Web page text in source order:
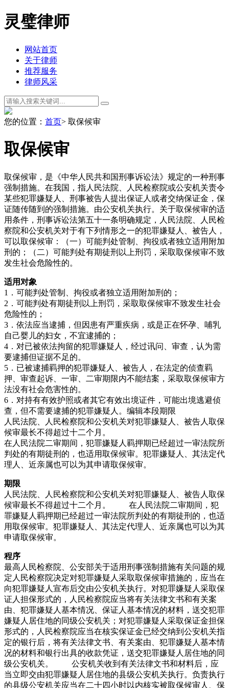
灵璧律师
网站首页
关于律师
推荐服务
律师风采
您的位置： 首页> 取保候审
取保候审
取保候审，是《中华人民共和国刑事诉讼法》规定的一种刑事
强制措施。在我国，指人民法院、人民检察院或公安机关责令
某些犯罪嫌疑人、刑事被告人提出保证人或者交纳保证金，保
证随传随到的强制措施。由公安机关执行。关于取保候审的适
用条件，刑事诉讼法第五十一条明确规定，人民法院、人民检
察院和公安机关对于有下列情形之一的犯罪嫌疑人、被告人，
可以取保候审：（一）可能判处管制、拘役或者独立适用附加
刑的；（二）可能判处有期徒刑以上刑罚，采取取保候审不致
发生社会危险性的。
适用对象
1．可能判处管制、拘役或者独立适用附加刑的；
2．可能判处有期徒刑以上刑罚，采取取保候审不致发生社会
危险性的；
3．依法应当逮捕，但因患有严重疾病，或是正在怀孕、哺乳
自己婴儿的妇女，不宜逮捕的；
4．对已被依法拘留的犯罪嫌疑人，经过讯问、审查，认为需
要逮捕但证据不足的。
5．已被逮捕羁押的犯罪嫌疑人、被告人，在法定的侦查羁
押、审查起诉、一审、二审期限内不能结案，采取取保候审方
法没有社会危害性的。
6．对持有有效护照或者其它有效出境证件，可能出境逃避侦
查，但不需要逮捕的犯罪嫌疑人。编辑本段期限
人民法院、人民检察院和公安机关对犯罪嫌疑人、被告人取保
候审最长不得超过十二个月。
在人民法院二审期间，犯罪嫌疑人羁押期已经超过一审法院所
判处的有期徒刑的，也适用取保候审。犯罪嫌疑人、其法定代
理人、近亲属也可以为其申请取保候审。
期限
人民法院、人民检察院和公安机关对犯罪嫌疑人、被告人取保
候审最长不得超过十二个月。 在人民法院二审期间，犯
罪嫌疑人羁押期已经超过一审法院所判处的有期徒刑的，也适
用取保候审。犯罪嫌疑人、其法定代理人、近亲属也可以为其
申请取保候审。
程序
最高人民检察院、公安部关于适用刑事强制措施有关问题的规
定人民检察院决定对犯罪嫌疑人采取取保候审措施的，应当在
向犯罪嫌疑人宣布后交由公安机关执行。对犯罪嫌疑人采取保
证人担保形式的，人民检察院应当将有关法律文书和有关案
由、犯罪嫌疑人基本情况、保证人基本情况的材料，送交犯罪
嫌疑人居住地的同级公安机关；对犯罪嫌疑人采取保证金担保
形式的，人民检察院应当在核实保证金已经交纳到公安机关指
定的银行后，将有关法律文书、有关案由、犯罪嫌疑人基本情
况的材料和银行出具的收款凭证，送交犯罪嫌疑人居住地的同
级公安机关。 公安机关收到有关法律文书和材料后，应
当立即交由犯罪嫌疑人居住地的县级公安机关执行。负责执行
的县级公安机关应当在二十四小时以内核实被取保候审人、保